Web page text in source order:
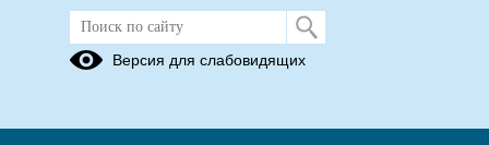
К нам приехал "Ревизор"
Контроль горячего питания на карандашик! Сегодня начальник
Версия для слабовидящих